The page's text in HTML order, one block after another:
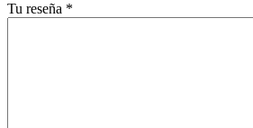
Tu reseña *